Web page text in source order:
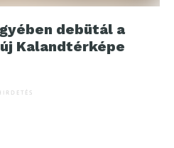
debütál a
Kalandtérképe